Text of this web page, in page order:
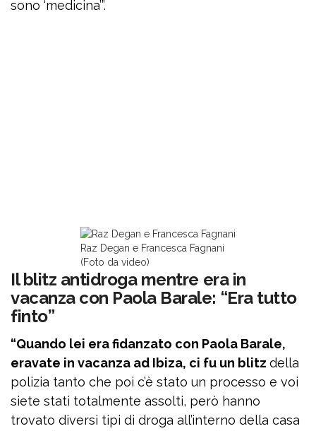
sono ‘medicina’”.
Raz Degan e Francesca Fagnani
(Foto da video)
Il blitz antidroga mentre era in
vacanza con Paola Barale: “Era tutto
finto”
“Quando lei era fidanzato con Paola Barale,
eravate in vacanza ad Ibiza, ci fu un blitz della
polizia tanto che poi c’è stato un processo e voi
siete stati totalmente assolti, però hanno
trovato diversi tipi di droga all’interno della casa